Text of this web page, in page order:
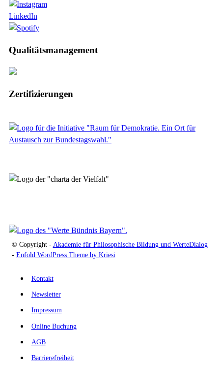
LinkedIn
Qualitätsmanagement
Zertifizierungen
© Copyright - Akademie für Philosophische Bildung und WerteDialog
- Enfold WordPress Theme by Kriesi
Kontakt
Newsletter
Impressum
Online Buchung
AGB
Barrierefreiheit